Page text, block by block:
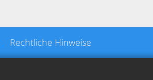
Rechtliche Hinweise